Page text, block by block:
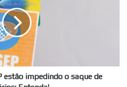
estão impedindo o saque de